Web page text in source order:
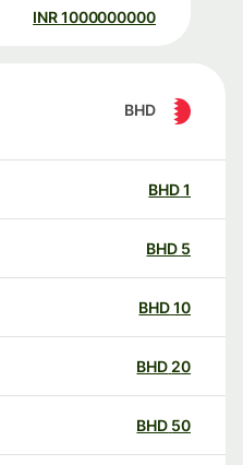
1000000000
INR
BHD
BHD
BHD
BHD
20
BHD
50
BHD